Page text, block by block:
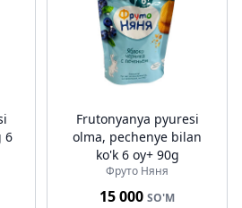
6
Frutonyanya pyuresi
olma, pechenye bilan
ko'k 6 oy+ 90g
Фруто Няня
15 000 SO'M